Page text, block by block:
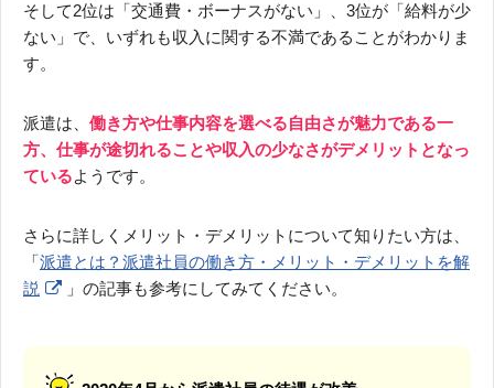
そして2位は「交通費・ボーナスがない」、3位が「給料が少
ない」で、いずれも収入に関する不満であることがわかりま
す。
派遣は、 働き方や仕事内容を選べる自由さが魅力である一
方、仕事が途切れることや収入の少なさがデメリットとなっ
ているようです。
さらに詳しくメリット・デメリットについて知りたい方は、
「派遣とは？派遣社員の働き方・メリット・デメリットを解
説
」の記事も参考にしてみてください。